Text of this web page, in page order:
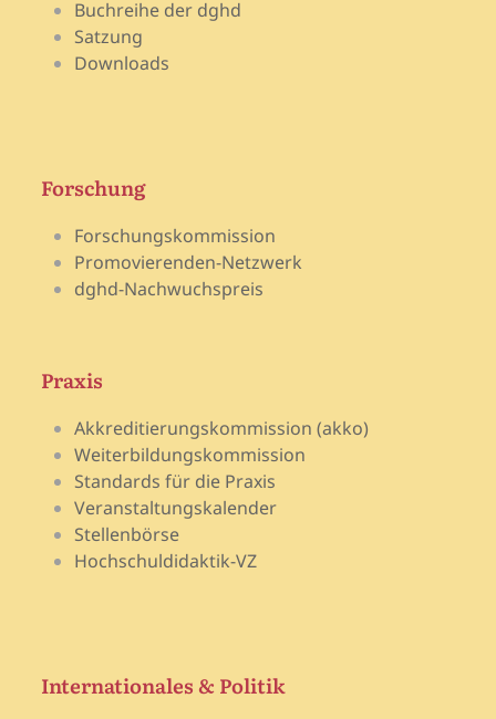
Buchreihe der dghd
Satzung
Downloads
Forschung
Forschungskommission
Promovierenden-Netzwerk
dghd-Nachwuchspreis
Praxis
Akkreditierungskommission (akko)
Weiterbildungskommission
Standards für die Praxis
Veranstaltungskalender
Stellenbörse
Hochschuldidaktik-VZ
Internationales & Politik